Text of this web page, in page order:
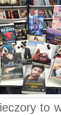
to